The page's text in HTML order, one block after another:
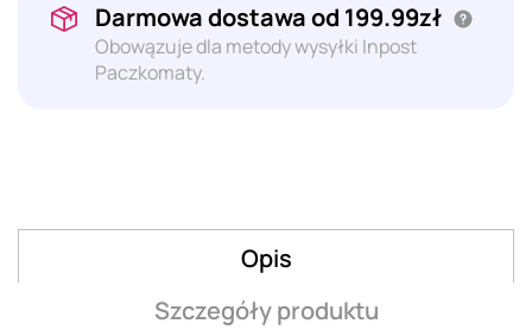
Darmowa dostawa od 199.99zł
Obowązuje dla metody wysyłki Inpost
Paczkomaty.
Opis
Szczegóły produktu